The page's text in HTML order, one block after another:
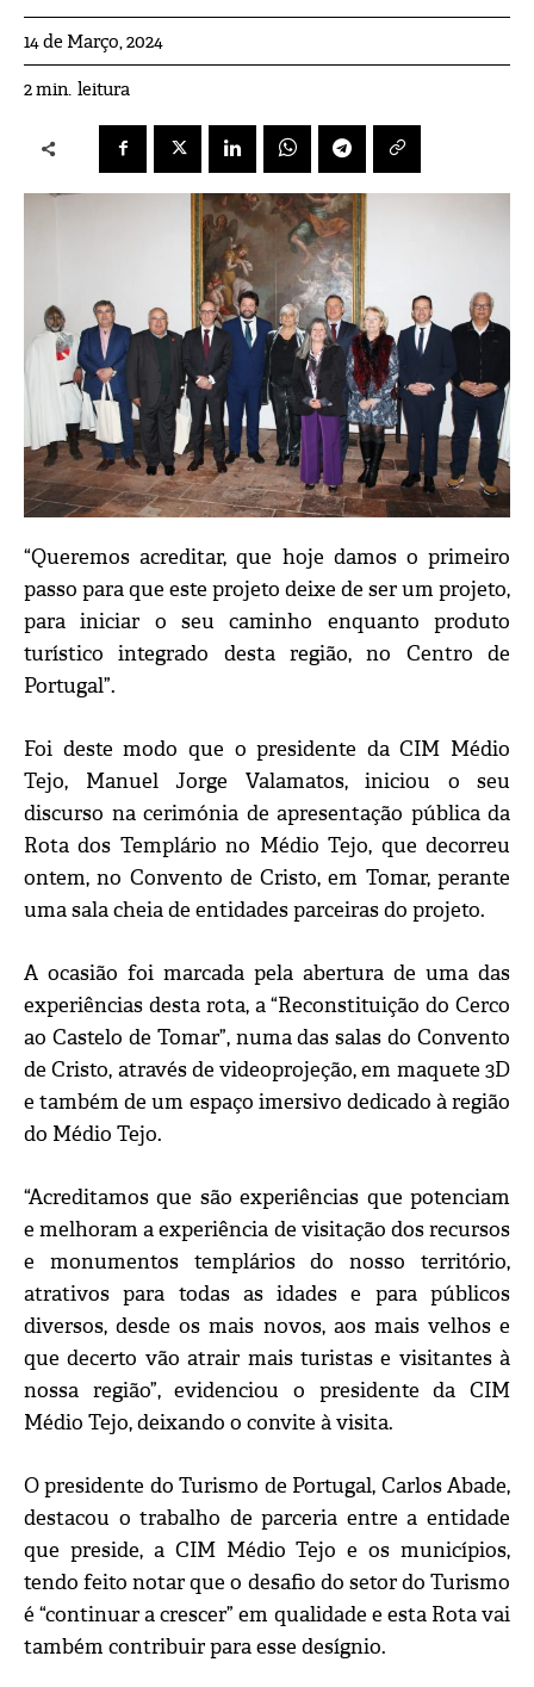
14 de Março, 2024
2min. leitura
“Queremos acreditar, que hoje damos o primeiro
passo para que este projeto deixe de ser um projeto,
para iniciar o seu caminho enquanto produto
turístico integrado desta região, no Centro de
Portugal”.
Foi deste modo que o presidente da CIM Médio
Tejo, Manuel Jorge Valamatos, iniciou o seu
discurso na cerimónia de apresentação pública da
Rota dos Templário no Médio Tejo, que decorreu
ontem, no Convento de Cristo, em Tomar, perante
uma sala cheia de entidades parceiras do projeto.
A ocasião foi marcada pela abertura de uma das
experiências desta rota, a “Reconstituição do Cerco
ao Castelo de Tomar”, numa das salas do Convento
de Cristo, através de videoprojeção, em maquete 3D
e também de um espaço imersivo dedicado à região
do Médio Tejo.
“Acreditamos que são experiências que potenciam
e melhoram a experiência de visitação dos recursos
e monumentos templários do nosso território,
atrativos para todas as idades e para públicos
diversos, desde os mais novos, aos mais velhos e
que decerto vão atrair mais turistas e visitantes à
nossa região”, evidenciou o presidente da CIM
Médio Tejo, deixando o convite à visita.
O presidente do Turismo de Portugal, Carlos Abade,
destacou o trabalho de parceria entre a entidade
que preside, a CIM Médio Tejo e os municípios,
tendo feito notar que o desafio do setor do Turismo
é “continuar a crescer” em qualidade e esta Rota vai
também contribuir para esse desígnio.